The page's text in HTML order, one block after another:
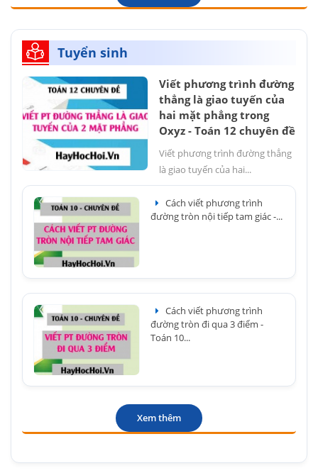
Tuyển sinh
Viết phương trình đường
thẳng là giao tuyến của
hai mặt phẳng trong
Oxyz - Toán 12 chuyên đề
Viết phương trình đường thẳng
là giao tuyến của hai...
Cách viết phương trình
đường tròn nội tiếp tam giác -...
Cách viết phương trình
đường tròn đi qua 3 điểm -
Toán 10...
Xem thêm